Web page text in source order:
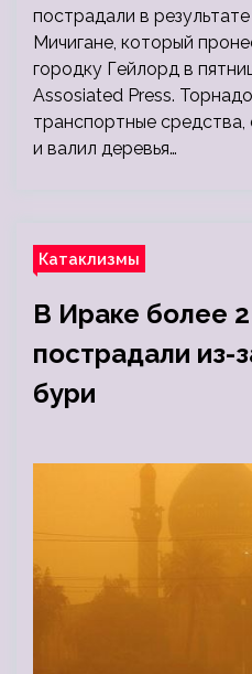
пострадали в
Мичигане, который
городку Гейлорд в
Assosiated Press.
транспортные
и валил деревья…
Катаклизмы
В Ираке более
пострадали из-
бури